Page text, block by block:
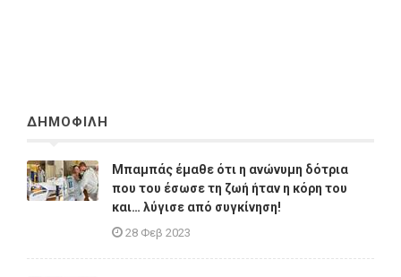
ΔΗΜΟΦΙΛΗ
Μπαμπάς έμαθε ότι η ανώνυμη δότρια
που του έσωσε τη ζωή ήταν η κόρη του
και… λύγισε από συγκίνηση!
28 Φεβ 2023